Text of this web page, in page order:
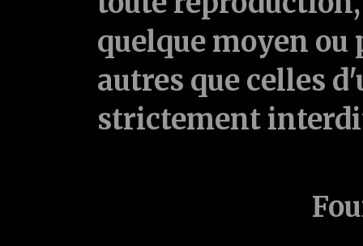
quelque moyen ou
autres que celles
strictement